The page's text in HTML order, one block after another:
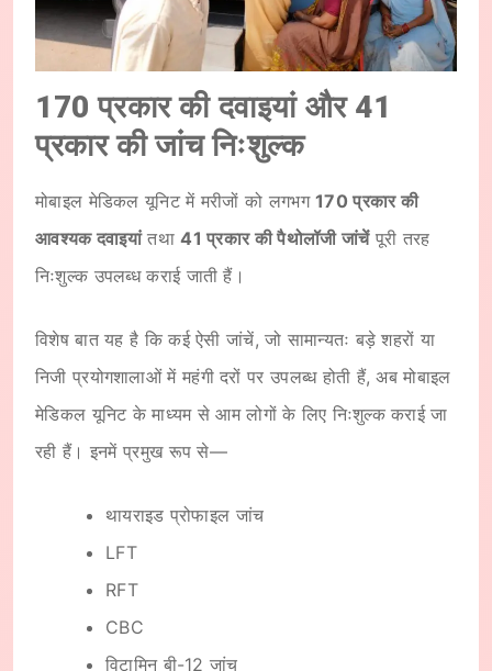
170 प्रकार की दवाइयां और 41
प्रकार की जांच निःशुल्क
मोबाइल मेडिकल यूनिट में मरीजों को लगभग170 प्रकार की
आवश्यक दवाइयांतथा41 प्रकार की पैथोलॉजी जांचेंपूरी तरह
निःशुल्क उपलब्ध कराई जाती हैं।
विशेष बात यह है कि कई ऐसी जांचें, जो सामान्यतः बड़े शहरों या
निजी प्रयोगशालाओं में महंगी दरों पर उपलब्ध होती हैं, अब मोबाइल
मेडिकल यूनिट के माध्यम से आम लोगों के लिए निःशुल्क कराई जा
रही हैं। इनमें प्रमुख रूप से—
थायराइड प्रोफाइल जांच
LFT
RFT
CBC
विटामिन बी-12 जांच